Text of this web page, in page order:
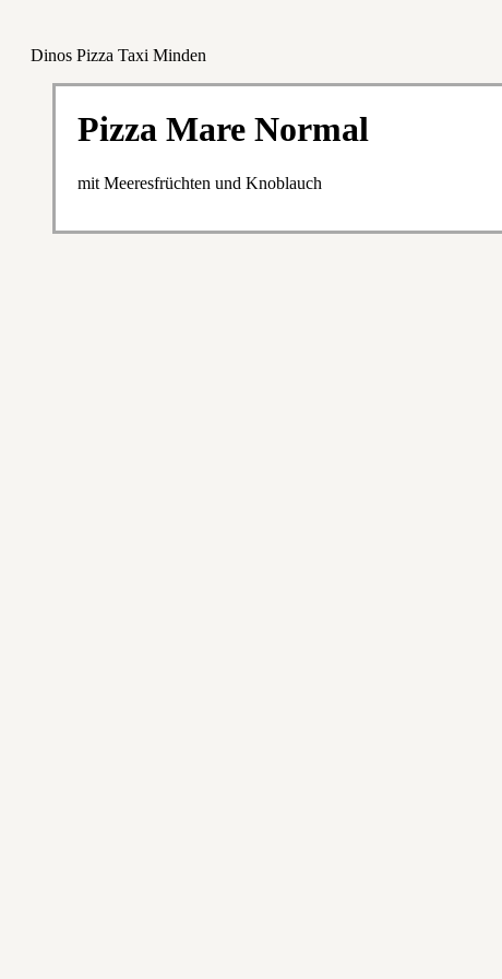
Dinos Pizza Taxi Minden
Pizza Mare Normal
mit Meeresfrüchten und Knoblauch